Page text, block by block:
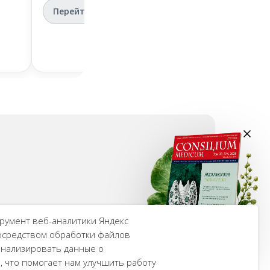
Перейти
веб-аналитики Яндекс
обработки файлов
данные о
что помогает нам улучшить работу